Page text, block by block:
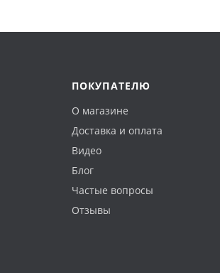
ПОКУПАТЕЛЮ
О магазине
Доставка и оплата
Видео
Блог
Частые вопросы
Отзывы